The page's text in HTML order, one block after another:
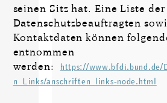
seinen Sitz hat. Eine Liste der
Datenschutzbeauftragten
Kontaktdaten können
entnommen
werden:
https://
n_Links/anschriften_links-node.html